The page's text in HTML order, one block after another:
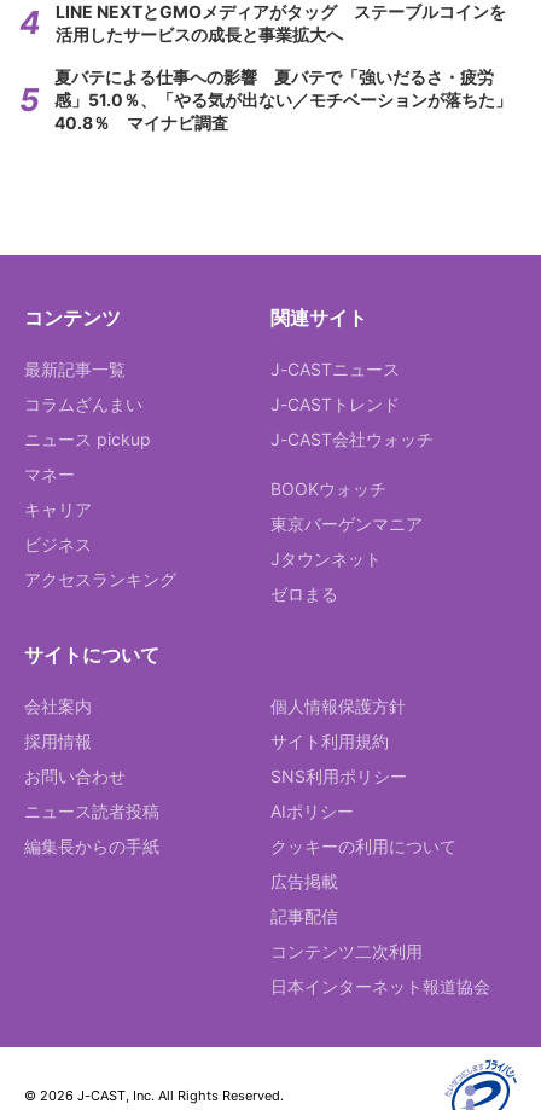
LINE NEXTとGMOメディアがタッグ ステーブルコインを
活用したサービスの成長と事業拡大へ
夏バテによる仕事への影響 夏バテで「強いだるさ・疲労
感」51.0％、「やる気が出ない／モチベーションが落ちた」
40.8％ マイナビ調査
コンテンツ
最新記事一覧
コラムざんまい
ニュース pickup
マネー
キャリア
ビジネス
アクセスランキング
関連サイト
J-CASTニュース
J-CASTトレンド
J-CAST会社ウォッチ
BOOKウォッチ
東京バーゲンマニア
Jタウンネット
ゼロまる
サイトについて
会社案内
採用情報
お問い合わせ
ニュース読者投稿
編集長からの手紙
個人情報保護方針
サイト利用規約
SNS利用ポリシー
AIポリシー
クッキーの利用について
広告掲載
記事配信
コンテンツ二次利用
日本インターネット報道協会
© 2026 J-CAST, Inc. All Rights Reserved.